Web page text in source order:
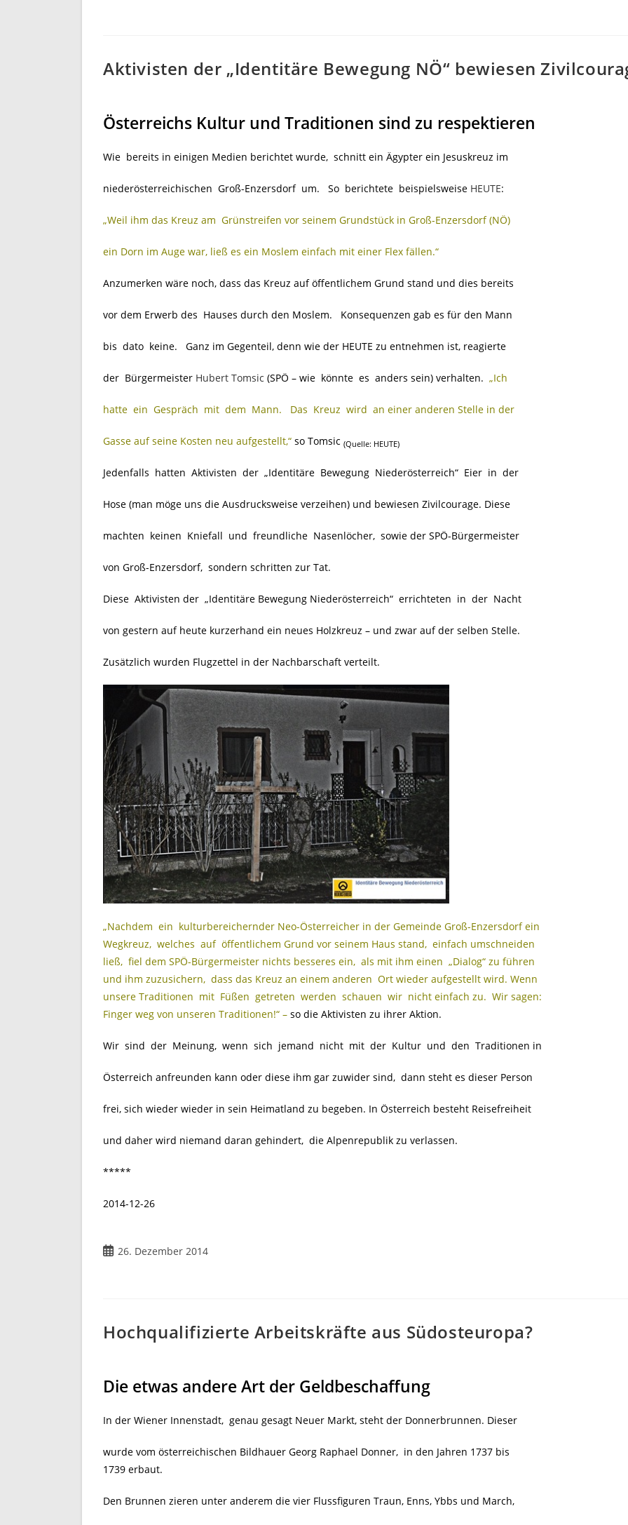
Aktivisten der „Identitäre Bewegung NÖ“ bewiesen
Österreichs Kultur und Traditionen sind zu respektieren
Wie bereits in einigen Medien berichtet wurde, schnitt ein Ägypter ein Jesuskreuz im
niederösterreichischen Groß-Enzersdorf um. So berichtete beispielsweise HEUTE:
„Weil ihm das Kreuz am Grünstreifen vor seinem Grundstück in Groß-Enzersdorf (NÖ)
ein Dorn im Auge war, ließ es ein Moslem einfach mit einer Flex fällen.“
Anzumerken wäre noch, dass das Kreuz auf öffentlichem Grund stand und dies bereits
vor dem Erwerb des Hauses durch den Moslem. Konsequenzen gab es für den Mann
bis dato keine. Ganz im Gegenteil, denn wie der HEUTE zu entnehmen ist, reagierte
der Bürgermeister Hubert Tomsic (SPÖ – wie könnte es anders sein) verhalten. „Ich
hatte ein Gespräch mit dem Mann. Das Kreuz wird an einer anderen Stelle in der
Gasse auf seine Kosten neu aufgestellt,“ so Tomsic (Quelle: HEUTE)
Jedenfalls hatten Aktivisten der „Identitäre Bewegung Niederösterreich“ Eier in der
Hose (man möge uns die Ausdrucksweise verzeihen) und bewiesen Zivilcourage. Diese
machten keinen Kniefall und freundliche Nasenlöcher, sowie der SPÖ-Bürgermeister
von Groß-Enzersdorf, sondern schritten zur Tat.
Diese Aktivisten der „Identitäre Bewegung Niederösterreich“ errichteten in der Nacht
von gestern auf heute kurzerhand ein neues Holzkreuz – und zwar auf der selben Stelle.
Zusätzlich wurden Flugzettel in der Nachbarschaft verteilt.
„Nachdem ein kulturbereichernder Neo-Österreicher in der Gemeinde Groß-Enzersdorf ein
Wegkreuz, welches auf öffentlichem Grund vor seinem Haus stand, einfach umschneiden
ließ, fiel dem SPÖ-Bürgermeister nichts besseres ein, als mit ihm einen „Dialog“ zu führen
und ihm zuzusichern, dass das Kreuz an einem anderen Ort wieder aufgestellt wird. Wenn
unsere Traditionen mit Füßen getreten werden schauen wir nicht einfach zu. Wir sagen:
Finger weg von unseren Traditionen!“ – so die Aktivisten zu ihrer Aktion.
Wir sind der Meinung, wenn sich jemand nicht mit der Kultur und den Traditionen in
Österreich anfreunden kann oder diese ihm gar zuwider sind, dann steht es dieser Person
frei, sich wieder wieder in sein Heimatland zu begeben. In Österreich besteht Reisefreiheit
und daher wird niemand daran gehindert, die Alpenrepublik zu verlassen.
*****
2014-12-26
Beitrag
26. Dezember 2014
Hochqualifizierte Arbeitskräfte aus Südosteuropa?
Die etwas andere Art der Geldbeschaffung
In der Wiener Innenstadt, genau gesagt Neuer Markt, steht der Donnerbrunnen. Dieser
wurde vom österreichischen Bildhauer Georg Raphael Donner, in den Jahren 1737 bis
1739 erbaut.
Den Brunnen zieren unter anderem die vier Flussfiguren Traun, Enns, Ybbs und March,